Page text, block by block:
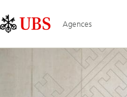
Links
Area
Agences